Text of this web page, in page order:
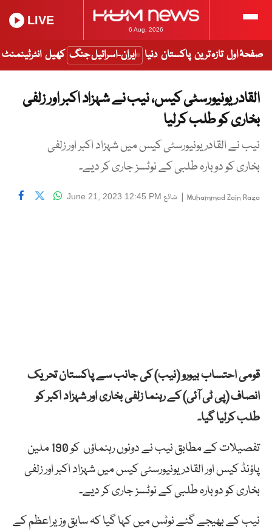
6 Aug, 2026
LIVE
صفحۂ اول تازہ ترین پاکستان دنیا ایران-اسرائیل جنگ کھیل انٹرٹینمنٹ
القادر یونیورسٹی کیس، نیب نے شہزاد اکبر اور زلفی
بخاری کو طلب کرلیا
نیب نے القادر یونیورسٹی کیس میں شہزاد اکبر اور زلفی
بخاری کو دوبارہ طلبی کے نوٹسز جاری کر دیے۔
Muhammad Zain Raza
| شائع June 21, 2023 12:45 PM
قومی احتساب بیورو (نیب) کی جانب سے پاکستان تحریک
انصاف (پی ٹی آئی) کے رہنما زلفی بخاری اور شہزاد اکبر کو
طلب کرلیا گیا۔
تفصیلات کے مطابق نیب نے دونوں رہنماؤں کو 190 ملین
پاؤنڈ کیس اور القادر یونیورسٹی کیس میں شہزاد اکبر اور زلفی
بخاری کو دوبارہ طلبی کے نوٹسز جاری کر دیے۔
نیب کے بھیجے گئے نوٹس میں کہا گیا کہ سابق وزیراعظم کے